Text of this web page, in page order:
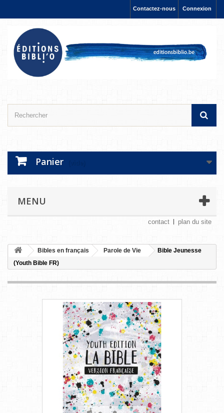
Connexion
Contactez-nous
Panier
MENU
contact plan du site
Bibles en français Parole de Vie
Bible Jeunesse
(Youth Bible FR)